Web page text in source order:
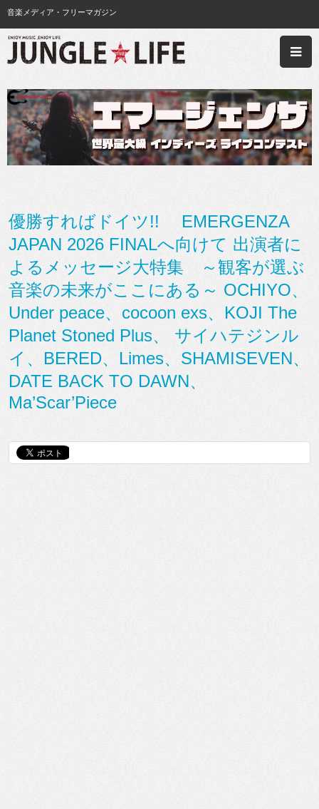
音楽メディア・フリーマガジン
優勝すればドイツ!! EMERGENZA
JAPAN 2026 FINALへ向けて 出演者に
よるメッセージ大特集 ～観客が選ぶ
音楽の未来がここにある～ OCHIYO、
Under peace、cocoon exs、KOJI The
Planet Stoned Plus、 サイハテジンル
イ、BERED、Limes、SHAMISEVEN、
DATE BACK TO DAWN、
Ma’Scar’Piece